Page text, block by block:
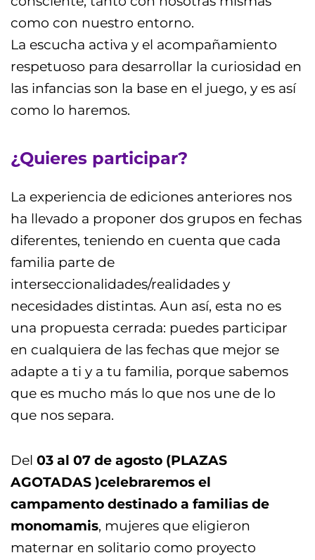
como con nuestro entorno.
La escucha activa y el acompañamiento
respetuoso para desarrollar la curiosidad en
las infancias son la base en el juego, y es así
como lo haremos.
¿Quieres participar?
La experiencia de ediciones anteriores nos
ha llevado a proponer dos grupos en fechas
diferentes, teniendo en cuenta que cada
familia parte de
interseccionalidades/realidades y
necesidades distintas. Aun así, esta no es
una propuesta cerrada: puedes participar
en cualquiera de las fechas que mejor se
adapte a ti y a tu familia, porque sabemos
que es mucho más lo que nos une de lo
que nos separa.
Del 03 al 07 de agosto (PLAZAS
AGOTADAS )celebraremos el
campamento destinado a familias de
monomamis, mujeres que eligieron
maternar en solitario como proyecto